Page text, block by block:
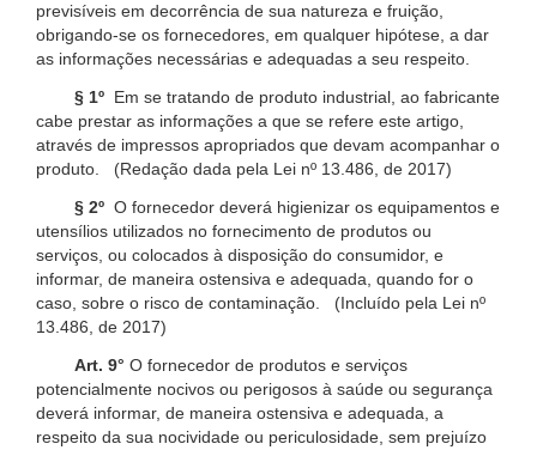
previsíveis em decorrência de sua natureza e fruição,
obrigando-se os fornecedores, em qualquer hipótese, a dar
as informações necessárias e adequadas a seu respeito.
§ 1º Em se tratando de produto industrial, ao fabricante
cabe prestar as informações a que se refere este artigo,
através de impressos apropriados que devam acompanhar o
produto. (Redação dada pela Lei nº 13.486, de 2017)
§ 2º O fornecedor deverá higienizar os equipamentos e
utensílios utilizados no fornecimento de produtos ou
serviços, ou colocados à disposição do consumidor, e
informar, de maneira ostensiva e adequada, quando for o
caso, sobre o risco de contaminação. (Incluído pela Lei nº
13.486, de 2017)
Art. 9° O fornecedor de produtos e serviços
potencialmente nocivos ou perigosos à saúde ou segurança
deverá informar, de maneira ostensiva e adequada, a
respeito da sua nocividade ou periculosidade, sem prejuízo